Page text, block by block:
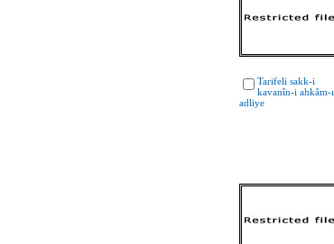
Tarifeli sakk-i
kavanîn-i ahkâm-ı
adliye